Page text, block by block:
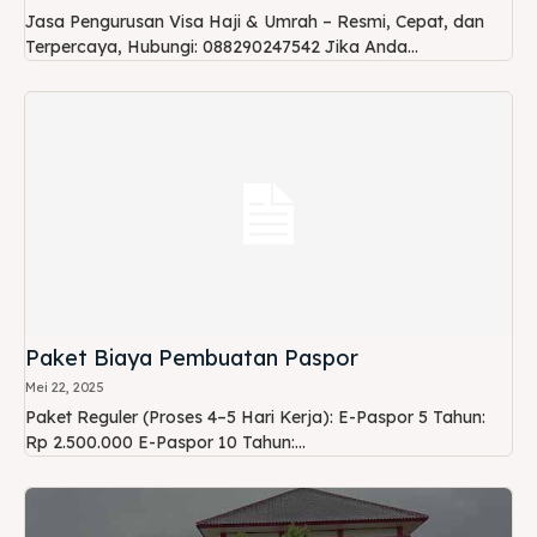
Jasa Pengurusan Visa Haji & Umrah – Resmi, Cepat, dan
Terpercaya, Hubungi: 088290247542 Jika Anda...
Paket Biaya Pembuatan Paspor
Mei 22, 2025
Paket Reguler (Proses 4–5 Hari Kerja): E-Paspor 5 Tahun:
Rp 2.500.000 E-Paspor 10 Tahun:...